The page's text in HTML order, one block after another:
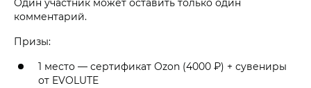
Один участник может оставить только один
комментарий.
Призы:
1 место — сертификат Ozon (4000 ₽) + сувениры
от EVOLUTE